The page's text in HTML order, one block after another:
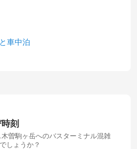
車中泊
刻
曽駒ヶ岳へのバスターミナル混雑
しょうか？